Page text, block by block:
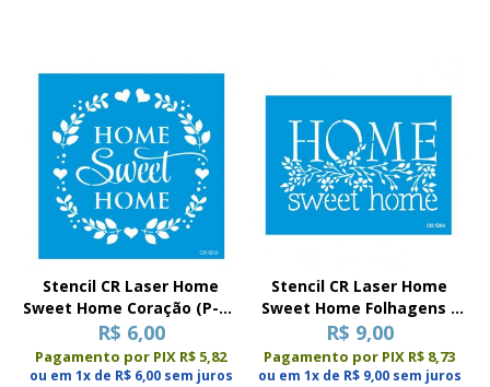
Stencil CR Laser Home
Sweet Home Coração (P-M-
G)
R$ 6,00
Pagamento por PIX R$ 5,82
ou em 1x de R$ 6,00 sem juros
Stencil CR Laser Home
Sweet Home Folhagens -
15x20
R$ 9,00
Pagamento por PIX R$ 8,73
ou em 1x de R$ 9,00 sem juros